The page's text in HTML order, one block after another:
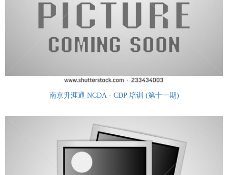
南京升涯通 NCDA - CDP 培训 (第十一期)